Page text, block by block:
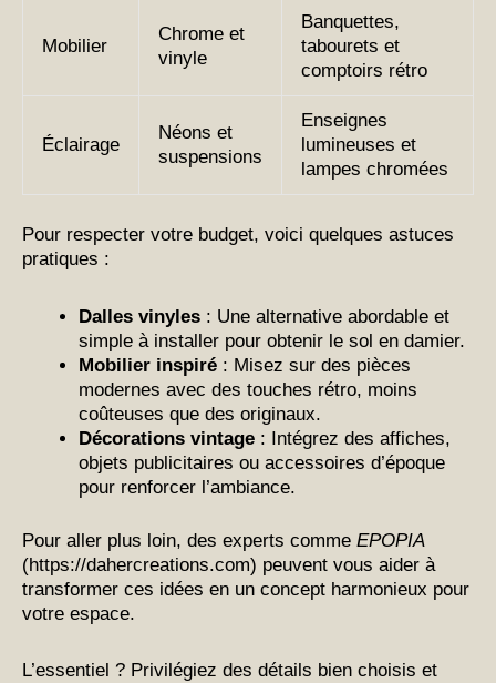
Mobilier
Chrome et
vinyle
Banquettes,
tabourets et
comptoirs rétro
Éclairage
Néons et
suspensions
Enseignes
lumineuses et
lampes chromées
Pour respecter votre budget, voici quelques astuces
pratiques :
Dalles vinyles : Une alternative abordable et
simple à installer pour obtenir le sol en damier.
Mobilier inspiré : Misez sur des pièces
modernes avec des touches rétro, moins
coûteuses que des originaux.
Décorations vintage : Intégrez des affiches,
objets publicitaires ou accessoires d’époque
pour renforcer l’ambiance.
Pour aller plus loin, des experts comme EPOPIA
(https://dahercreations.com) peuvent vous aider à
transformer ces idées en un concept harmonieux pour
votre espace.
L’essentiel ? Privilégiez des détails bien choisis et